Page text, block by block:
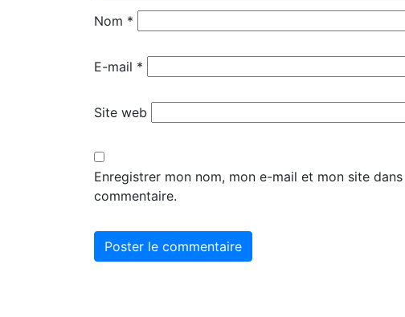
Nom *
E-mail *
Site web
Enregistrer mon nom, mon e-mail et mon site
commentaire.